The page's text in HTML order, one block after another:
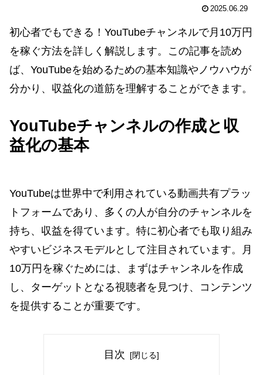
2025.06.29
初心者でもできる！YouTubeチャンネルで月10万円
を稼ぐ方法を詳しく解説します。この記事を読め
ば、YouTubeを始めるための基本知識やノウハウが
分かり、収益化の道筋を理解することができます。
YouTubeチャンネルの作成と収
益化の基本
YouTubeは世界中で利用されている動画共有プラッ
トフォームであり、多くの人が自分のチャンネルを
持ち、収益を得ています。特に初心者でも取り組み
やすいビジネスモデルとして注目されています。月
10万円を稼ぐためには、まずはチャンネルを作成
し、ターゲットとなる視聴者を見つけ、コンテンツ
を提供することが重要です。
目次